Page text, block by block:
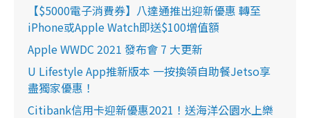
【$5000電子消費券】八達通推出迎新優惠 轉至
iPhone或Apple Watch即送$100增值額
Apple WWDC 2021 發布會 7 大更新
U Lifestyle App推新版本 一按換領自助餐Jetso享
盡獨家優惠！
Citibank信用卡迎新優惠2021！送海洋公園水上樂